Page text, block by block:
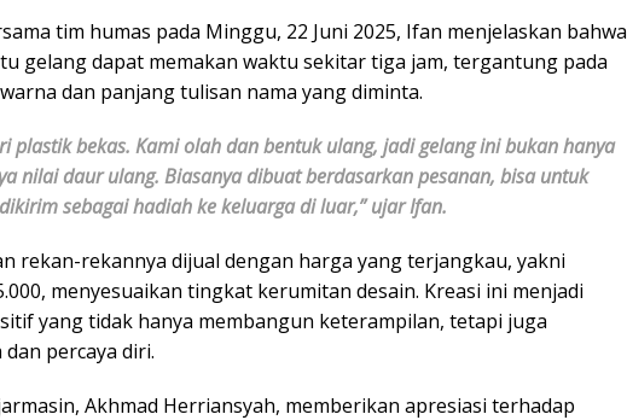
tim humas pada Minggu, 22 Juni 2025, Ifan menjelaskan bahwa
gelang dapat memakan waktu sekitar tiga jam, tergantung pada
dan panjang tulisan nama yang diminta.
plastik bekas. Kami olah dan bentuk ulang, jadi gelang ini bukan hanya
nilai daur ulang. Biasanya dibuat berdasarkan pesanan, bisa untuk
sebagai hadiah ke keluarga di luar,” ujar Ifan.
rekan-rekannya dijual dengan harga yang terjangkau, yakni
menyesuaikan tingkat kerumitan desain. Kreasi ini menjadi
yang tidak hanya membangun keterampilan, tetapi juga
percaya diri.
Akhmad Herriansyah, memberikan apresiasi terhadap